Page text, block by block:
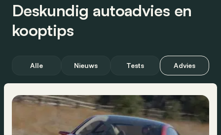
Deskundig autoadvies en
kooptips
Alle Nieuws Tests Advies